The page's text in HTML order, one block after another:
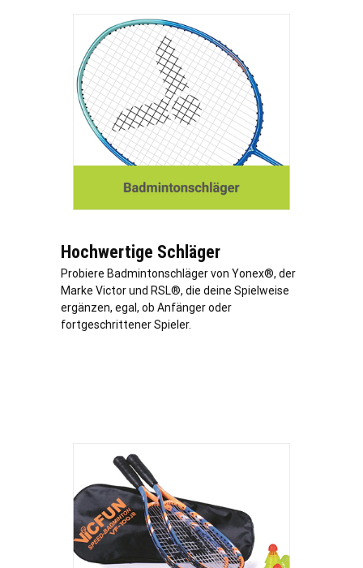
Hochwertige Schläger
Probiere Badmintonschläger von Yonex®, der
Marke Victor und RSL®, die deine Spielweise
ergänzen, egal, ob Anfänger oder
fortgeschrittener Spieler.